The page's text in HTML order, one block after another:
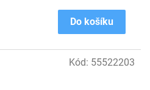
Do košíku
Kód: 55522203